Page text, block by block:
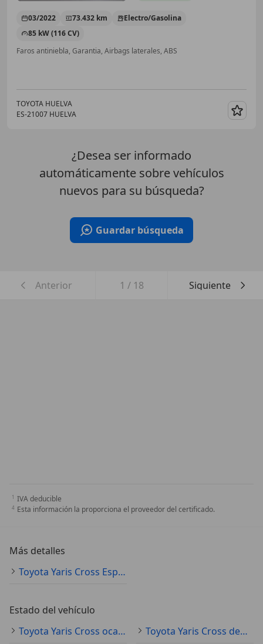
03/2022 73.432 km
Electro/Gasolina
85 kW (116 CV)
Faros antiniebla, Garantia, Airbags laterales, ABS
TOYOTA HUELVA
ES-21007 HUELVA
¿Desea ser informado
automáticamente sobre vehículos
nuevos para su búsqueda?
Guardar búsqueda
Anterior 1 / 18 Siguiente
IVA deducible
Esta información la proporciona el proveedor del certificado.
Más detalles
Toyota Yaris Cross Especificaciones técnicas
Estado del vehículo
Toyota Yaris Cross ocasión
Toyota Yaris Cross demostración